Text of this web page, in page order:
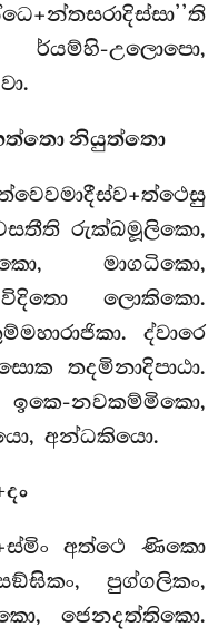
උලොපො,
භත්තො නියුත්තො
රුක්ඛමූලිකො,
මාගධිකො,
ලොකිකො.
ද්වාරෙ
තදමිනාදිපාඨා.
නවකම්මිකො,
අන්ධකියො.
අත්ථෙ ණිකො
පුග්ගලිකං,
ජෙනදත්තිකො.